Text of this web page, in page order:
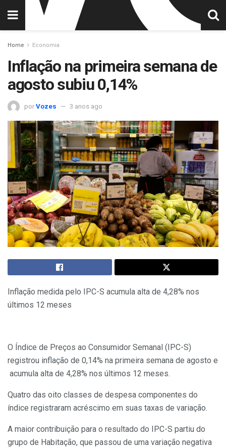
Home Economia
Inflação na primeira semana de
agosto subiu 0,14%
por Vozes 3 anos ago
Inflação medida pelo IPC-S acumula alta de 4,28% nos
últimos 12 meses
O Índice de Preços ao Consumidor Semanal (IPC-S)
registrou inflação de 0,14% na primeira semana de agosto e
acumula alta de 4,28% nos últimos 12 meses.
Quatro das oito classes de despesa componentes do
índice registraram acréscimo em suas taxas de variação.
A maior contribuição para o resultado do IPC-S partiu do
grupo de Habitação, que passou de uma variação negativa